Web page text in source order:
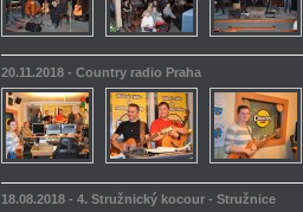
20.11.2018 - Country radio Praha
18.08.2018 - 4. Stružnický kocour - Stružnice